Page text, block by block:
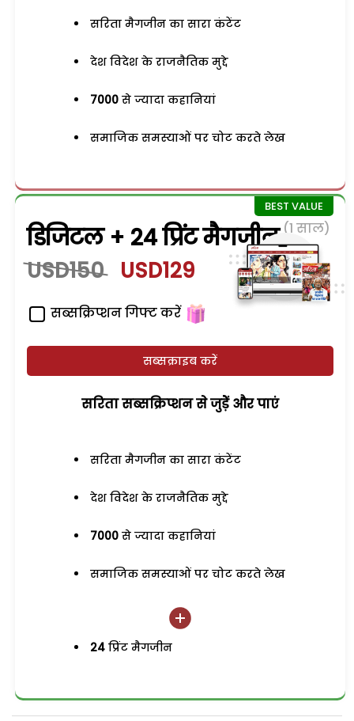
सरिता मैगजीन का सारा कंटेंट
देश विदेश के राजनैतिक मुद्दे
7000 से ज्यादा कहानियां
समाजिक समस्याओं पर चोट करते लेख
डिजिटल + 24 प्रिंट मैगजीन (1 साल)
USD150 USD129
सब्सक्रिप्शन गिफ्ट करें
सब्सक्राइब करें
सरिता सब्सक्रिप्शन से जुड़ेें और पाएं
सरिता मैगजीन का सारा कंटेंट
देश विदेश के राजनैतिक मुद्दे
7000 से ज्यादा कहानियां
समाजिक समस्याओं पर चोट करते लेख
24 प्रिंट मैगजीन